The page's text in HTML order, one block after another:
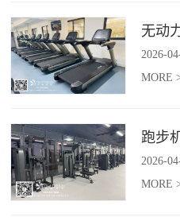
2026-04
MORE
2026-04
MORE